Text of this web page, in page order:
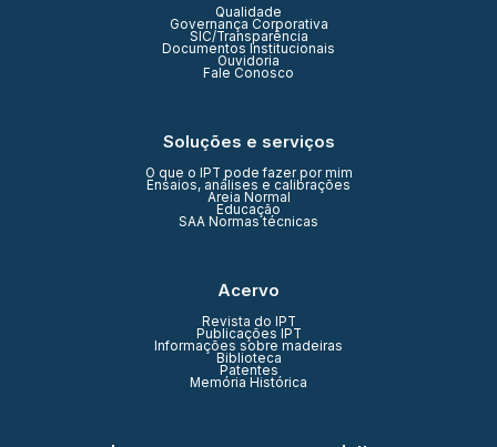
Qualidade
Governança Corporativa
SIC/Transparência
Documentos Institucionais
Ouvidoria
Fale Conosco
Soluções e serviços
O que o IPT pode fazer por mim
Ensaios, análises e calibrações
Areia Normal
Educação
SAA Normas técnicas
Acervo
Revista do IPT
Publicações IPT
Informações sobre madeiras
Biblioteca
Patentes
Memória Histórica